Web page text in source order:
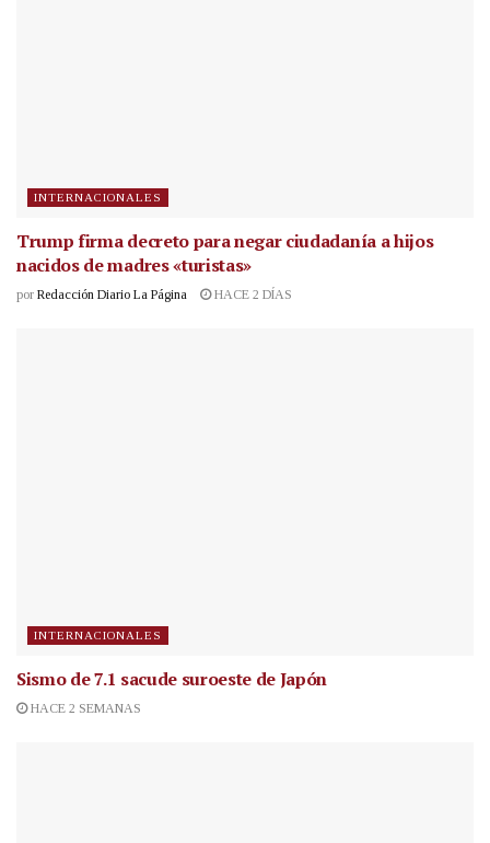
INTERNACIONALES
Trump firma decreto para negar ciudadanía a hijos
nacidos de madres «turistas»
por Redacción Diario La Página HACE 2 DÍAS
INTERNACIONALES
Sismo de 7.1 sacude suroeste de Japón
HACE 2 SEMANAS